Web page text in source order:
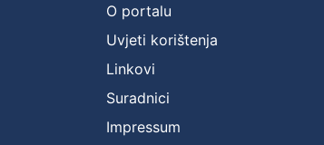
O portalu
Uvjeti korištenja
Linkovi
Suradnici
Impressum